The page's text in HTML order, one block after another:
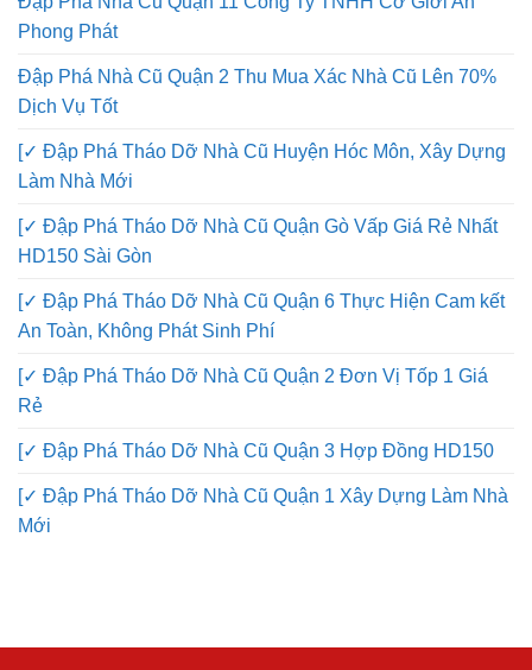
Phong Phát
Đập Phá Nhà Cũ Quận 2 Thu Mua Xác Nhà Cũ Lên 70%
Dịch Vụ Tốt
[✓ Đập Phá Tháo Dỡ Nhà Cũ Huyện Hóc Môn, Xây Dựng
Làm Nhà Mới
[✓ Đập Phá Tháo Dỡ Nhà Cũ Quận Gò Vấp Giá Rẻ Nhất
HD150 Sài Gòn
[✓ Đập Phá Tháo Dỡ Nhà Cũ Quận 6 Thực Hiện Cam kết
An Toàn, Không Phát Sinh Phí
[✓ Đập Phá Tháo Dỡ Nhà Cũ Quận 2 Đơn Vị Tốp 1 Giá
Rẻ
[✓ Đập Phá Tháo Dỡ Nhà Cũ Quận 3 Hợp Đồng HD150
[✓ Đập Phá Tháo Dỡ Nhà Cũ Quận 1 Xây Dựng Làm Nhà
Mới